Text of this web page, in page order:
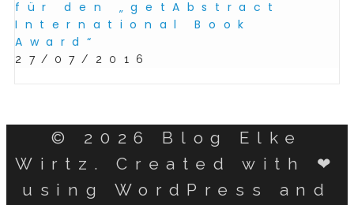
für den „getAbstract
International Book
Award“
27/07/2016
© 2026 Blog Elke
Wirtz. Created with ❤
using WordPress and